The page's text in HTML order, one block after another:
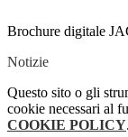
Brochure digitale
Notizie
Questo sito o gli
cookie necessari al
COOKIE POLICY.